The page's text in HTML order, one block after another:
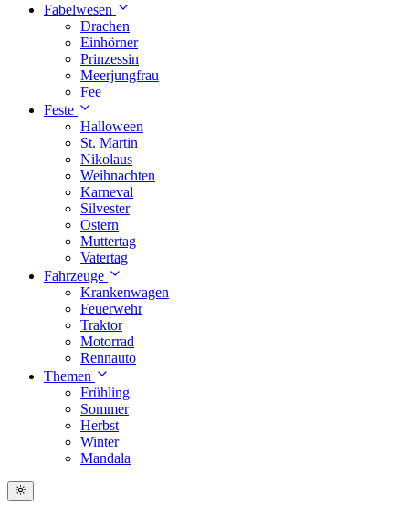
Fabelwesen
Drachen
Einhörner
Prinzessin
Meerjungfrau
Fee
Feste
Halloween
St. Martin
Nikolaus
Weihnachten
Karneval
Silvester
Ostern
Muttertag
Vatertag
Fahrzeuge
Krankenwagen
Feuerwehr
Traktor
Motorrad
Rennauto
Themen
Frühling
Sommer
Herbst
Winter
Mandala